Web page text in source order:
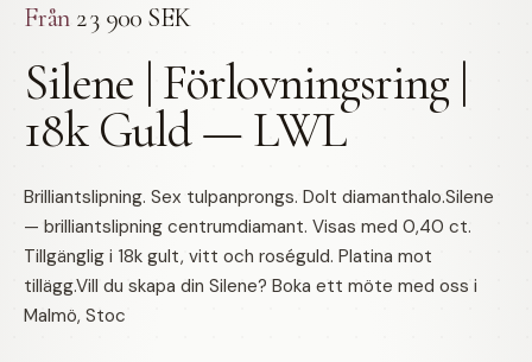
Från 23 900 SEK
Silene | Förlovningsring |
18k Guld — LWL
Brilliantslipning. Sex tulpanprongs. Dolt diamanthalo.Silene
— brilliantslipning centrumdiamant. Visas med 0,40 ct.
Tillgänglig i 18k gult, vitt och roséguld. Platina mot
tillägg.Vill du skapa din Silene? Boka ett möte med oss i
Malmö, Stoc